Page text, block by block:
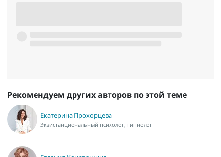
Рекомендуем других авторов по этой теме
Екатерина Прохорцева
Экзистанциональный психолог, гипнолог